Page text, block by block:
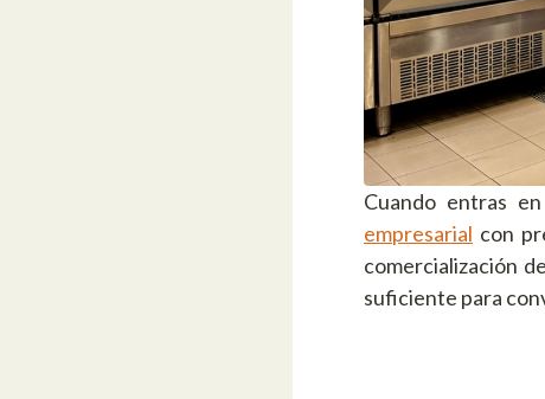
Cuando entras
empresarial con
comercialización
suficiente para